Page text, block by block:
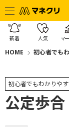
新着 人気 マ
HOME 初心者でも
初心者でもわかりや
公定歩合